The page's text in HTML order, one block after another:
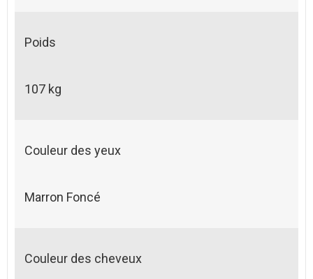
Poids
107 kg
Couleur des yeux
Marron Foncé
Couleur des cheveux